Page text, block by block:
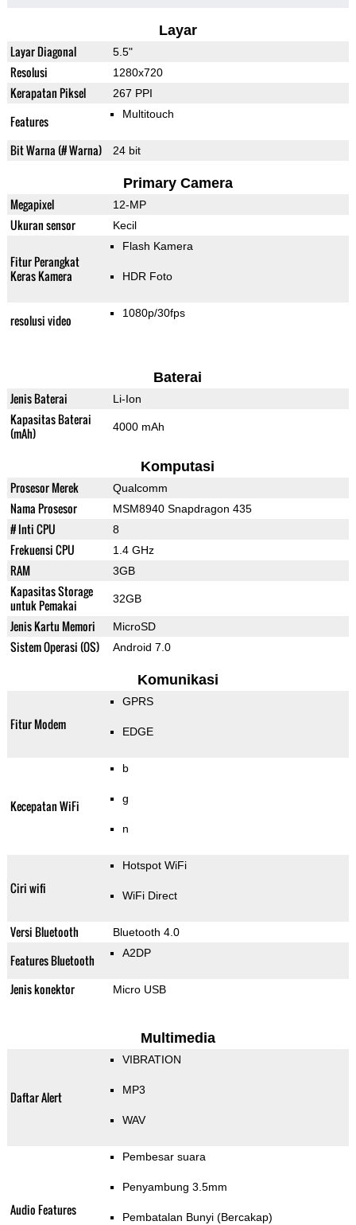
Layar
Layar Diagonal 5.5"
Resolusi 1280x720
Kerapatan Piksel 267 PPI
Features Multitouch
Bit Warna (# Warna) 24 bit
Primary Camera
Megapixel 12-MP
Ukuran sensor Kecil
Fitur Perangkat
Keras Kamera
Flash Kamera
HDR Foto
resolusi video 1080p/30fps
Baterai
Jenis Baterai Li-Ion
Kapasitas Baterai
(mAh)
4000 mAh
Komputasi
Prosesor Merek Qualcomm
Nama Prosesor MSM8940 Snapdragon 435
# Inti CPU 8
Frekuensi CPU 1.4 GHz
RAM 3GB
Kapasitas Storage
untuk Pemakai
32GB
Jenis Kartu Memori MicroSD
Sistem Operasi (OS) Android 7.0
Komunikasi
Fitur Modem
GPRS
EDGE
Kecepatan WiFi
b
g
n
Ciri wifi
Hotspot WiFi
WiFi Direct
Versi Bluetooth Bluetooth 4.0
Features Bluetooth A2DP
Jenis konektor Micro USB
Multimedia
Daftar Alert
VIBRATION
MP3
WAV
Audio Features
Pembesar suara
Penyambung 3.5mm
Pembatalan Bunyi (Bercakap)